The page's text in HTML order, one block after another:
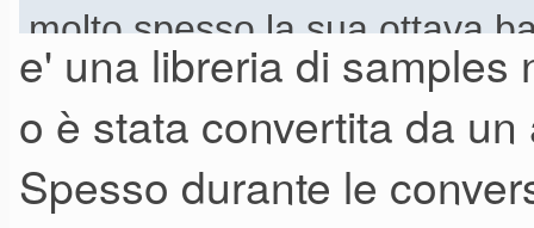
molto spesso la sua ottava
non lo trovate sbagliato?
una libreria non dovrebbe
inoltre a volte ho notato che
e' una libreria di samples
o è stata convertita da
Spesso durante le